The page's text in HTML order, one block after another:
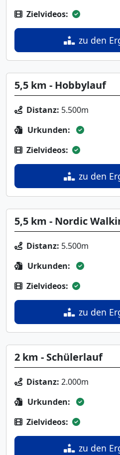
Zielvideos:
zu den
5,5 km - Hobbylauf
Distanz: 5.500m
Urkunden:
Zielvideos:
zu den
5,5 km - Nordic
Distanz: 5.500m
Urkunden:
Zielvideos:
zu den
2 km - Schülerlauf
Distanz: 2.000m
Urkunden:
Zielvideos:
zu den